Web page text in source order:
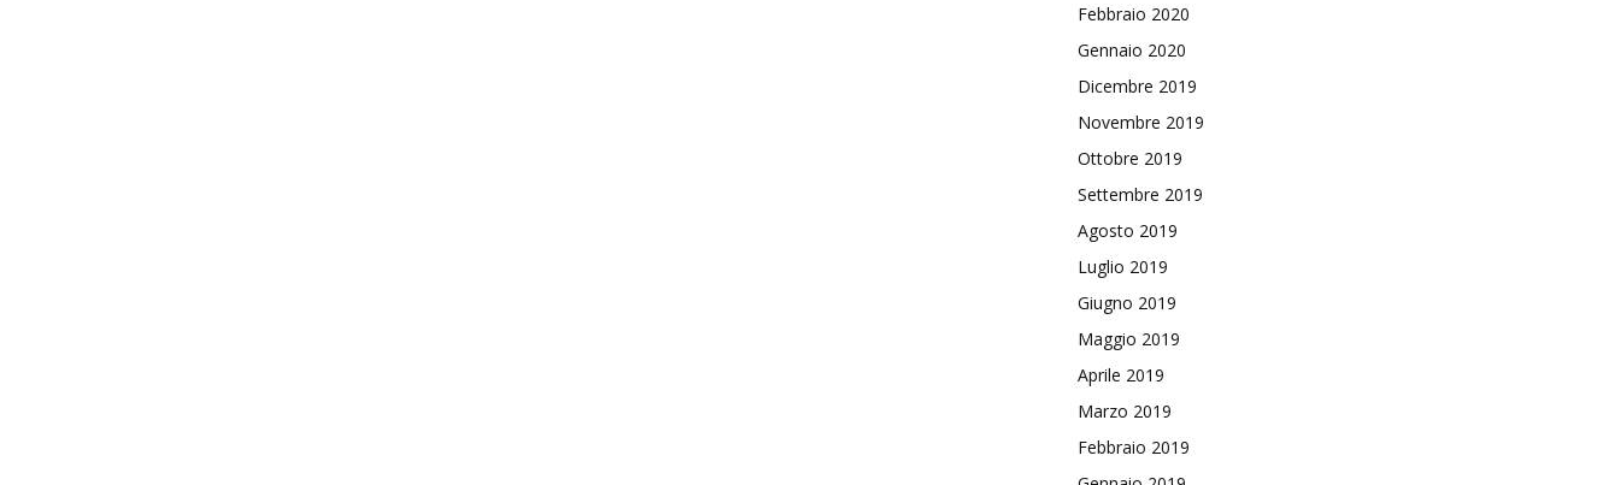
Febbraio 2020
Gennaio 2020
Dicembre 2019
Novembre 2019
Ottobre 2019
Settembre 2019
Agosto 2019
Luglio 2019
Giugno 2019
Maggio 2019
Aprile 2019
Marzo 2019
Febbraio 2019